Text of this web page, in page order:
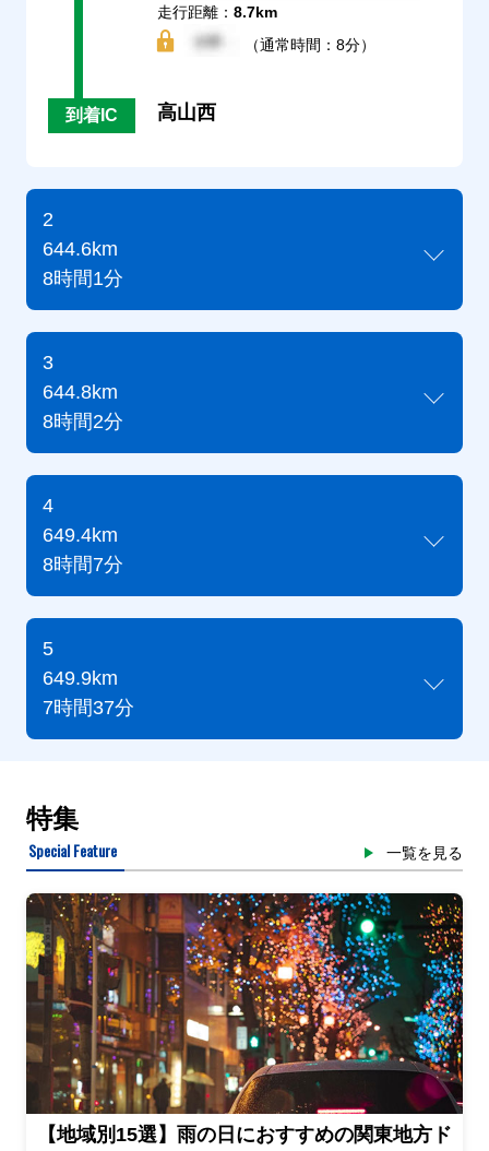
走行距離： 8.7km
（通常時間：8分）
到着IC 高山西
2
644.6km
8時間1分
3
644.8km
8時間2分
4
649.4km
8時間7分
5
649.9km
7時間37分
特集
Special Feature 一覧を見る
【地域別15選】雨の日におすすめの関東地方ド